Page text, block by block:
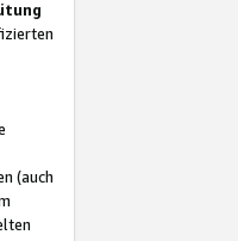
(auch